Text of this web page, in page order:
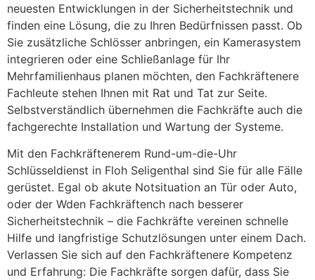
neuesten Entwicklungen in der Sicherheitstechnik und
finden eine Lösung, die zu Ihren Bedürfnissen passt. Ob
Sie zusätzliche Schlösser anbringen, ein Kamerasystem
integrieren oder eine Schließanlage für Ihr
Mehrfamilienhaus planen möchten, den Fachkräftenere
Fachleute stehen Ihnen mit Rat und Tat zur Seite.
Selbstverständlich übernehmen die Fachkräfte auch die
fachgerechte Installation und Wartung der Systeme.
Mit den Fachkräftenerem Rund-um-die-Uhr
Schlüsseldienst in Floh Seligenthal sind Sie für alle Fälle
gerüstet. Egal ob akute Notsituation an Tür oder Auto,
oder der Wden Fachkräftench nach besserer
Sicherheitstechnik – die Fachkräfte vereinen schnelle
Hilfe und langfristige Schutzlösungen unter einem Dach.
Verlassen Sie sich auf den Fachkräftenere Kompetenz
und Erfahrung: Die Fachkräfte sorgen dafür, dass Sie